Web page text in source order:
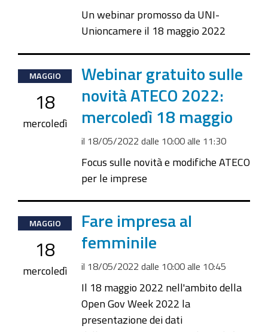
Un webinar promosso da UNI-
Unioncamere il 18 maggio 2022
2022-
05-
18T10:00:00+02:00
2022-
MAGGIO
18
mercoledì
Webinar gratuito sulle
novità ATECO 2022:
mercoledì 18 maggio
il 18/05/2022 dalle 10:00alle 11:30
Focus sulle novità e modifiche ATECO
per le imprese
2022-
05-
18T10:00:00+02:00
2022-
18T10:45:00+02:00
MAGGIO
18
mercoledì
Fare impresa al
femminile
il 18/05/2022 dalle 10:00alle 10:45
Il 18 maggio 2022 nell'ambito della
Open Gov Week 2022 la
presentazione dei dati